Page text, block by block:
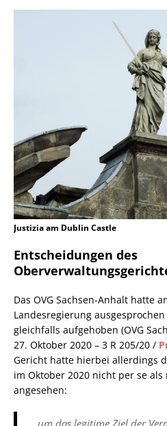
Justizia am Dublin Castle
Entscheidungen des
Das OVG Sachsen-Anhalt hatte
Landesregierung
gleichfalls aufgehoben (OVG
27. Oktober 2020 – 3 R 205/20 /
Gericht hatte hierbei allerdings
im Oktober 2020 nicht per se
angesehen:
… um das legitime Ziel der